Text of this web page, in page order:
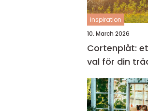
inspiration
10. March 2026
Cortenplåt:
val för din